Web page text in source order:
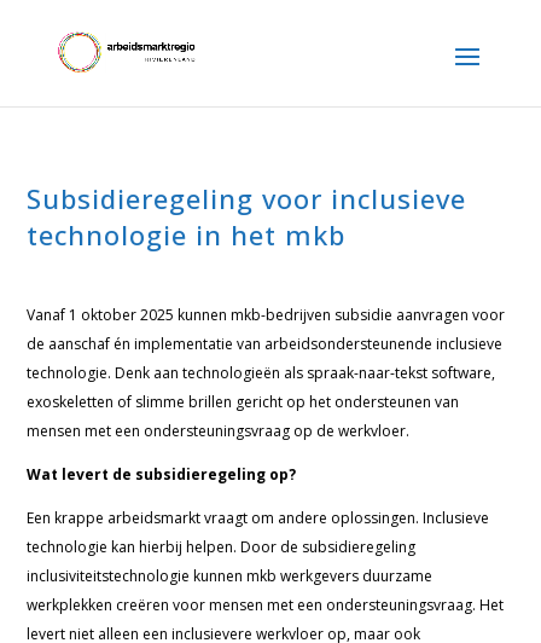
Subsidieregeling voor inclusieve
technologie in het mkb
Vanaf 1 oktober 2025 kunnen mkb-bedrijven subsidie aanvragen voor
de aanschaf én implementatie van arbeidsondersteunende inclusieve
technologie. Denk aan technologieën als spraak-naar-tekst software,
exoskeletten of slimme brillen gericht op het ondersteunen van
mensen met een ondersteuningsvraag op de werkvloer.
Wat levert de subsidieregeling op?
Een krappe arbeidsmarkt vraagt om andere oplossingen. Inclusieve
technologie kan hierbij helpen. Door de subsidieregeling
inclusiviteitstechnologie kunnen mkb werkgevers duurzame
werkplekken creëren voor mensen met een ondersteuningsvraag. Het
levert niet alleen een inclusievere werkvloer op, maar ook